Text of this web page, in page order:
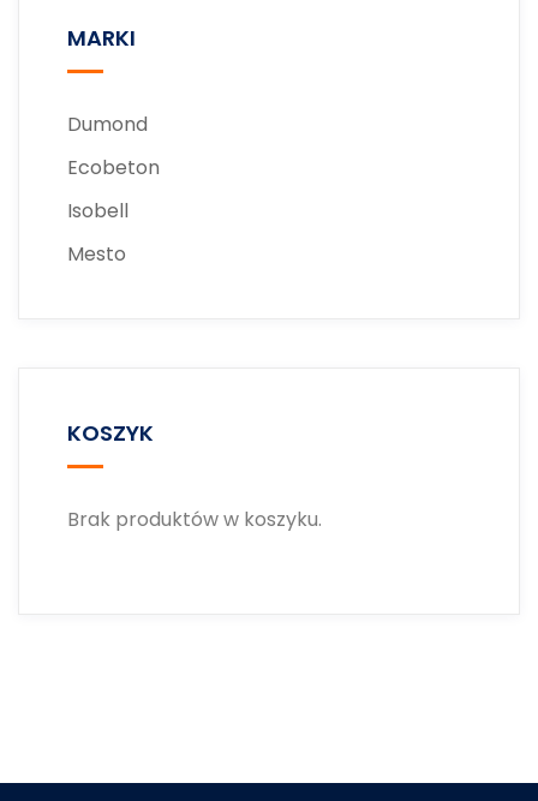
MARKI
Dumond
Ecobeton
Isobell
Mesto
KOSZYK
Brak produktów w koszyku.